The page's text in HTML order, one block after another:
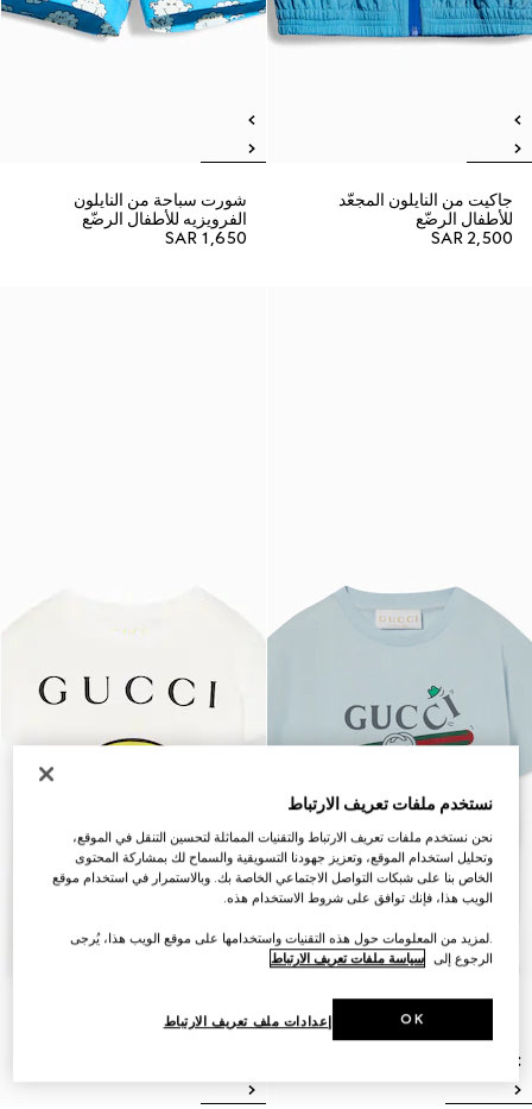
جاكيت من النايلون المجعّد
للأطفال الرضّع
SAR 2,500
شورت سباحة من النايلون
الفرويزيه للأطفال الرضّع
SAR 1,650
نستخدم ملفات تعريف الارتباط
نحن نستخدم ملفات تعريف الارتباط والتقنيات المماثلة لتحسين التنقل في الموقع،
وتحليل استخدام الموقع، وتعزيز جهودنا التسويقية والسماح لك بمشاركة المحتوى
الخاص بنا على شبكات التواصل الاجتماعي الخاصة بك. وبالاستمرار في استخدام موقع
الويب هذا، فإنك توافق على شروط الاستخدام هذه.
.لمزيد من المعلومات حول هذه التقنيات واستخدامها على موقع الويب هذا، يُرجى
الرجوع إلى سياسة ملفات تعريف الارتباط
إعدادات ملف تعريف الارتباط OK